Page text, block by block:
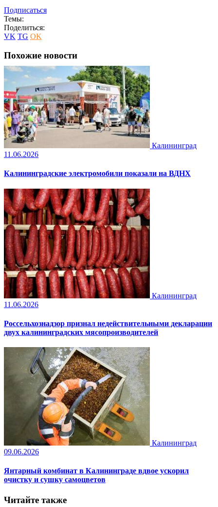
Подписаться
Темы:
Поделиться:
VK TG OK
Похожие новости
Калининград
11.06.2026
Калининградские электромобили показали на ВДНХ
Калининград
11.06.2026
Россельхознадзор признал недействительными декларации
двух калининградских мясопроизводителей
Калининград
09.06.2026
Янтарный комбинат в Калининграде вдвое ускорил
очистку и сушку самоцветов
Читайте также